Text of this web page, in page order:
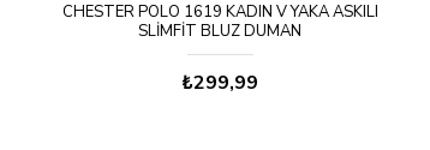
CHESTER POLO 1619 KADIN V YAKA ASKILI
SLIMFIT BLUZ DUMAN
₺299,99